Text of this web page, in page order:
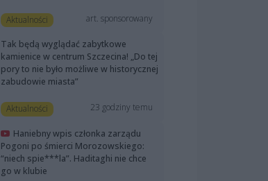
Aktualności art. sponsorowany
Tak będą wyglądać zabytkowe
kamienice w centrum Szczecina! „Do tej
pory to nie było możliwe w historycznej
zabudowie miasta”
Aktualności 23 godziny temu
Haniebny wpis członka zarządu
Pogoni po śmierci Morozowskiego:
“niech spie***la”. Haditaghi nie chce
go w klubie